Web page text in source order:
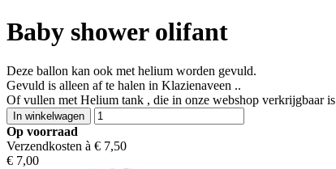
Baby shower olifant
Deze ballon kan ook met helium worden gevuld.
Gevuld is alleen af te halen in Klazienaveen ..
Of vullen met Helium tank , die in onze webshop verkrijgbaar is
Op voorraad
Verzendkosten à € 7,50
€ 7,00